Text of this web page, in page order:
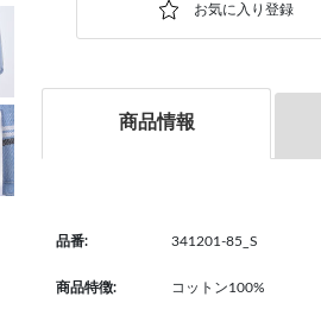
商品情報
品番: 341201-85_S
商品特徴: コットン100%